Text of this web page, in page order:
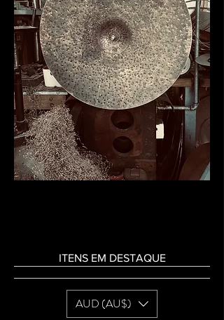
ITENS EM DESTAQUE
AUD (AU$)